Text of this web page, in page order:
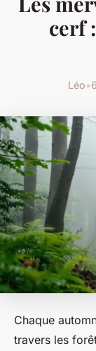
cerf
Léo•
Chaque
travers les